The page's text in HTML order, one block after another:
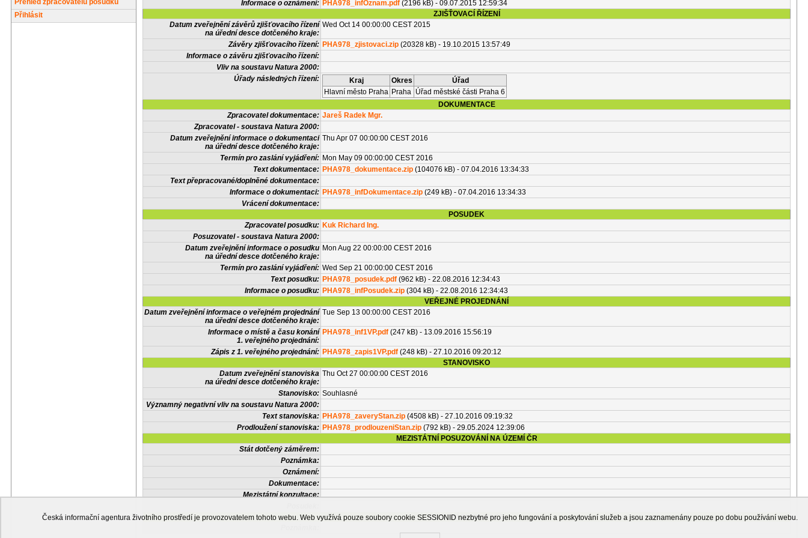
Přehled zpracovatelů posudků
Přihlásit
Informace o oznámení: PHA978_infOznam.pdf (2196 kB) - 09.07.2015 12:59:34
ZJIŠŤOVACÍ ŘÍZENÍ
Datum zveřejnění závěrů zjišťovacího řízení
na úřední desce dotčeného kraje:
Wed Oct 14 00:00:00 CEST 2015
Závěry zjišťovacího řízení: PHA978_zjistovaci.zip (20328 kB) - 19.10.2015 13:57:49
Informace o závěru zjišťovacího řízení:
Vliv na soustavu Natura 2000:
Úřady následných řízení:
Kraj Okres
Úřad
Hlavní město Praha Praha Úřad městské části Praha 6
DOKUMENTACE
Zpracovatel dokumentace: Jareš Radek Mgr.
Zpracovatel - soustava Natura 2000:
Datum zveřejnění informace o dokumentaci
na úřední desce dotčeného kraje:
Thu Apr 07 00:00:00 CEST 2016
Termín pro zaslání vyjádření: Mon May 09 00:00:00 CEST 2016
Text dokumentace: PHA978_dokumentace.zip (104076 kB) - 07.04.2016 13:34:33
Text přepracované/doplněné dokumentace:
Informace o dokumentaci: PHA978_infDokumentace.zip (249 kB) - 07.04.2016 13:34:33
Vrácení dokumentace:
POSUDEK
Zpracovatel posudku: Kuk Richard Ing.
Posuzovatel - soustava Natura 2000:
Datum zveřejnění informace o posudku
na úřední desce dotčeného kraje:
Mon Aug 22 00:00:00 CEST 2016
Termín pro zaslání vyjádření: Wed Sep 21 00:00:00 CEST 2016
Text posudku: PHA978_posudek.pdf (962 kB) - 22.08.2016 12:34:43
Informace o posudku: PHA978_infPosudek.zip (304 kB) - 22.08.2016 12:34:43
VEŘEJNÉ PROJEDNÁNÍ
Datum zveřejnění informace o veřejném projednání
na úřední desce dotčeného kraje:
Tue Sep 13 00:00:00 CEST 2016
Informace o místě a času konání
1. veřejného projednání:
PHA978_inf1VP.pdf (247 kB) - 13.09.2016 15:56:19
Zápis z 1. veřejného projednání: PHA978_zapis1VP.pdf (248 kB) - 27.10.2016 09:20:12
STANOVISKO
Datum zveřejnění stanoviska
na úřední desce dotčeného kraje:
Thu Oct 27 00:00:00 CEST 2016
Stanovisko: Souhlasné
Významný negativní vliv na soustavu Natura 2000:
Text stanoviska: PHA978_zaveryStan.zip (4508 kB) - 27.10.2016 09:19:32
Prodloužení stanoviska: PHA978_prodlouzeniStan.zip (792 kB) - 29.05.2024 12:39:06
MEZISTÁTNÍ POSUZOVÁNÍ NA ÚZEMÍ ČR
Stát dotčený záměrem:
Poznámka:
Oznámení:
Dokumentace:
Mezistátní konzultace:
OSTATNÍ INFORMACE
Česká informační agentura životního prostředí je provozovatelem tohoto webu. Web využívá pouze soubory cookie SESSIONID nezbytné pro jeho fungování a poskytování služeb a jsou zaznamenány pouze po dobu používání webu.